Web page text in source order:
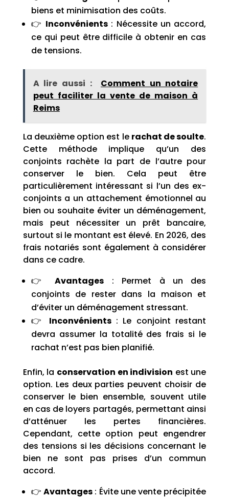
biens et minimisation des coûts.
👉 Inconvénients : Nécessite un accord,
ce qui peut être difficile à obtenir en cas
de tensions.
A lire aussi :
Comment un notaire
peut faciliter la vente de maison à
Reims
La deuxième option est le rachat de soulte.
Cette méthode implique qu’un des
conjoints rachète la part de l’autre pour
conserver le bien. Cela peut être
particulièrement intéressant si l’un des ex-
conjoints a un attachement émotionnel au
bien ou souhaite éviter un déménagement,
mais peut nécessiter un prêt bancaire,
surtout si le montant est élevé. En 2026, des
frais notariés sont également à considérer
dans ce cadre.
👉Avantages : Permet à un des
conjoints de rester dans la maison et
d’éviter un déménagement stressant.
👉 Inconvénients: Le conjoint restant
devra assumer la totalité des frais si le
rachat n’est pas bien planifié.
Enfin, la conservation en indivision est une
option. Les deux parties peuvent choisir de
conserver le bien ensemble, souvent utile
en cas de loyers partagés, permettant ainsi
d’atténuer les pertes financières.
Cependant, cette option peut engendrer
des tensions si les décisions concernant le
bien ne sont pas prises d’un commun
accord.
👉Avantages : Évite une vente précipitée